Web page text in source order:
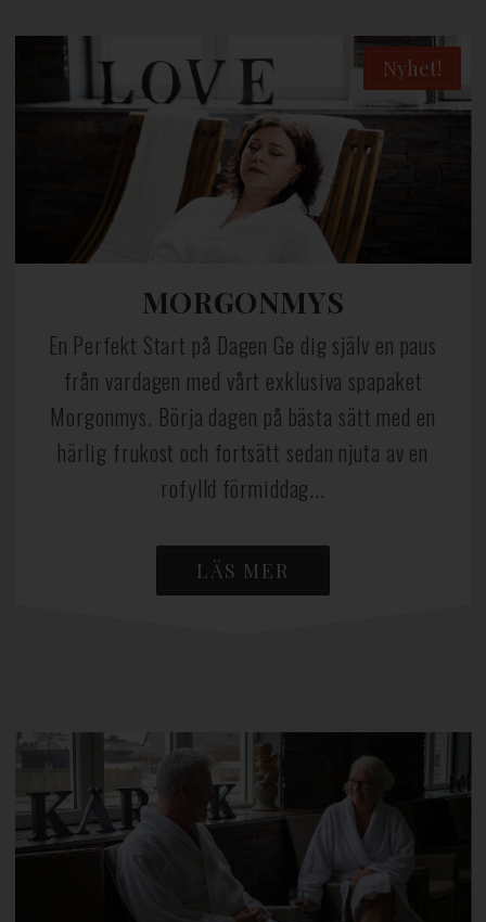
Nyhet!
MORGONMYS
En Perfekt Start på Dagen Ge dig själv en paus
från vardagen med vårt exklusiva spapaket
Morgonmys. Börja dagen på bästa sätt med en
härlig frukost och fortsätt sedan njuta av en
rofylld förmiddag...
LÄS MER